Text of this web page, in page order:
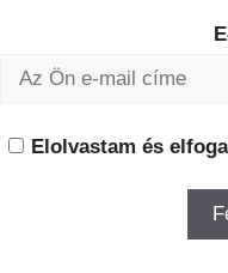
Elolvastam és